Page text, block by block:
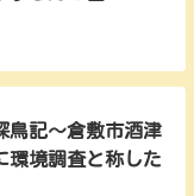
鳥記～倉敷市酒津
環境調査と称した